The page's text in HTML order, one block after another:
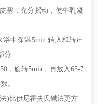
塞，充分摇动，使牛乳凝
浴中保温5min.转入和转出
分
，旋转5min，再放入65-7
。
)比伊尼霍夫氏碱法更方